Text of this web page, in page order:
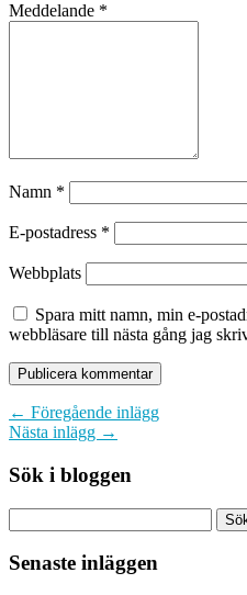
Meddelande *
Namn *
E-postadress *
Webbplats
Spara mitt namn, min e-
webbläsare till nästa gång jag
← Föregående inlägg
Nästa inlägg →
Sök i bloggen
Senaste inläggen